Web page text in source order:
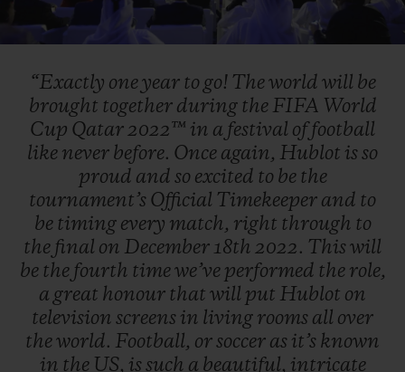
Video
“Exactly oneyear to go! Theworld will be
brought together during the FIFA World
Cup Qatar2022™ in a festival offootball
like never before. Once again, Hublot isso
proud and so excited to be the
tournament’s Official Timekeeper and to
be timing every match, right through to
the final on December 18th 2022. Thiswill
be the fourth timewe’ve performed the role,
a great honour that will put Hublot on
television screens in living rooms all over
theworld. Football, orsoccer as it’s known
in the US, issuch a beautiful, intricate